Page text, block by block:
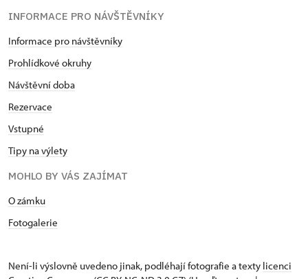
INFORMACE PRO NÁVŠTĚVNÍKY
Informace pro návštěvníky
Prohlídkové okruhy
Návštěvní doba
Rezervace
Vstupné
Tipy na výlety
MOHLO BY VÁS ZAJÍMAT
O zámku
Fotogalerie
Není-li výslovně uvedeno jinak, podléhají fotografie a texty licenci